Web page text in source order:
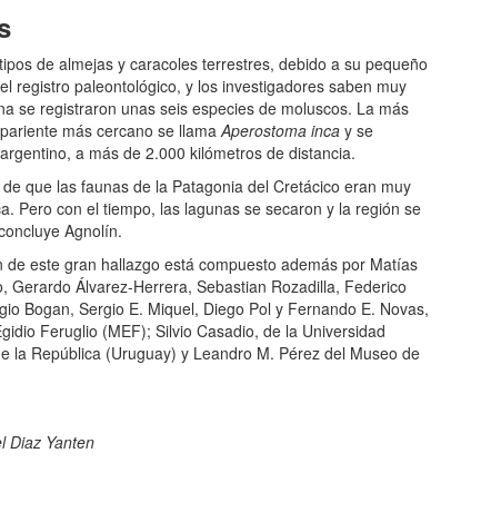
de almejas y caracoles terrestres, debido a su pequeño
registro paleontológico, y los investigadores saben muy
se registraron unas seis especies de moluscos. La más
más cercano se llamaAperostoma inca y se
a más de 2.000 kilómetros de distancia.
que las faunas de la Patagonia del Cretácico eran muy
Pero con el tiempo, las lagunas se secaron y la región se
Agnolín.
este gran hallazgo está compuesto además por Matías
Álvarez-Herrera, Sebastian Rozadilla, Federico
Bogan, Sergio E. Miquel, Diego Pol y Fernando E. Novas,
Feruglio (MEF); Silvio Casadio, de la Universidad
la República (Uruguay) y Leandro M. Pérez del Museo de
Diaz Yanten